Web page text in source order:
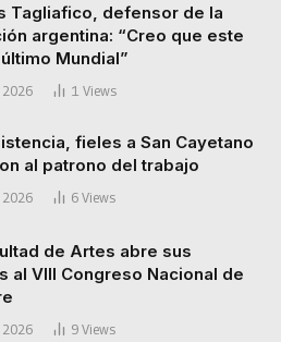
Tagliafico, defensor de la
argentina: “Creo que este
Mundial”
1 Views
fieles a San Cayetano
al patrono del trabajo
6 Views
de Artes abre sus
al VIII Congreso Nacional de
9 Views